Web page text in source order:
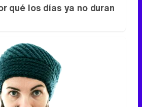
qué los días ya no duran